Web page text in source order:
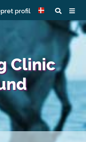
profil
Clinic